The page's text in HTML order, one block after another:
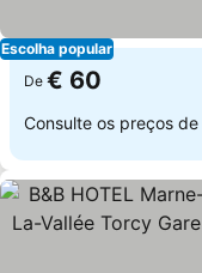
Escolha popular
De € 60
Consulte os preços de